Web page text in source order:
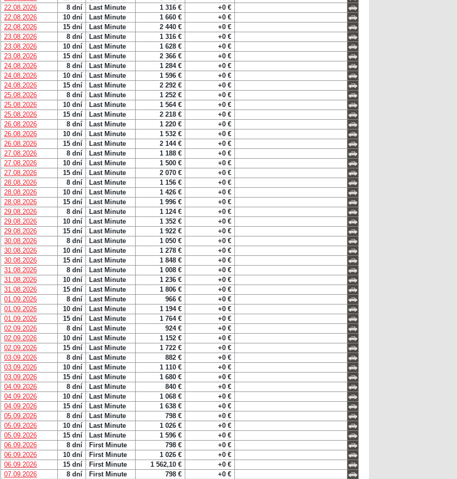
22.08.2026
8 dní Last Minute 1 316 €
+0 €
22.08.2026
10 dní Last Minute 1 660 €
+0 €
22.08.2026
15 dní Last Minute 2 440 €
+0 €
23.08.2026
8 dní Last Minute 1 316 €
+0 €
23.08.2026
10 dní Last Minute 1 628 €
+0 €
23.08.2026
15 dní Last Minute 2 366 €
+0 €
24.08.2026
8 dní Last Minute 1 284 €
+0 €
24.08.2026
10 dní Last Minute 1 596 €
+0 €
24.08.2026
15 dní Last Minute 2 292 €
+0 €
25.08.2026
8 dní Last Minute 1 252 €
+0 €
25.08.2026
10 dní Last Minute 1 564 €
+0 €
25.08.2026
15 dní Last Minute 2 218 €
+0 €
26.08.2026
8 dní Last Minute 1 220 €
+0 €
26.08.2026
10 dní Last Minute 1 532 €
+0 €
26.08.2026
15 dní Last Minute 2 144 €
+0 €
27.08.2026
8 dní Last Minute 1 188 €
+0 €
27.08.2026
10 dní Last Minute 1 500 €
+0 €
27.08.2026
15 dní Last Minute 2 070 €
+0 €
28.08.2026
8 dní Last Minute 1 156 €
+0 €
28.08.2026
10 dní Last Minute 1 426 €
+0 €
28.08.2026
15 dní Last Minute 1 996 €
+0 €
29.08.2026
8 dní Last Minute 1 124 €
+0 €
29.08.2026
10 dní Last Minute 1 352 €
+0 €
29.08.2026
15 dní Last Minute 1 922 €
+0 €
30.08.2026
8 dní Last Minute 1 050 €
+0 €
30.08.2026
10 dní Last Minute 1 278 €
+0 €
30.08.2026
15 dní Last Minute 1 848 €
+0 €
31.08.2026
8 dní Last Minute 1 008 €
+0 €
31.08.2026
10 dní Last Minute 1 236 €
+0 €
31.08.2026
15 dní Last Minute 1 806 €
+0 €
01.09.2026
8 dní Last Minute 966 €
+0 €
01.09.2026
10 dní Last Minute 1 194 €
+0 €
01.09.2026
15 dní Last Minute 1 764 €
+0 €
02.09.2026
8 dní Last Minute 924 €
+0 €
02.09.2026
10 dní Last Minute 1 152 €
+0 €
02.09.2026
15 dní Last Minute 1 722 €
+0 €
03.09.2026
8 dní Last Minute 882 €
+0 €
03.09.2026
10 dní Last Minute 1 110 €
+0 €
03.09.2026
15 dní Last Minute 1 680 €
+0 €
04.09.2026
8 dní Last Minute 840 €
+0 €
04.09.2026
10 dní Last Minute 1 068 €
+0 €
04.09.2026
15 dní Last Minute 1 638 €
+0 €
05.09.2026
8 dní Last Minute 798 €
+0 €
05.09.2026
10 dní Last Minute 1 026 €
+0 €
05.09.2026
15 dní Last Minute 1 596 €
+0 €
06.09.2026
8 dní First Minute 798 €
+0 €
06.09.2026
10 dní First Minute 1 026 €
+0 €
06.09.2026
15 dní First Minute 1 562,10 €
+0 €
07.09.2026
8 dní First Minute 798 €
+0 €